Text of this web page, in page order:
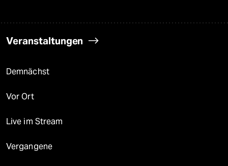
Veranstaltungen
Demnächst
Vor Ort
Live im Stream
Vergangene